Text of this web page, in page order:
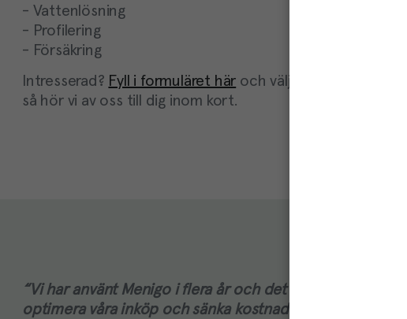
- Vattenlösning
- Profilering
- Försäkring
Intresserad? Fyll i formuläret här och välj vilka tjänster du
så hör vi av oss till dig inom kort.
“Vi har använt Menigo i flera år och det har verkligen
optimera våra inköp och sänka kostnaderna. Särskilt på